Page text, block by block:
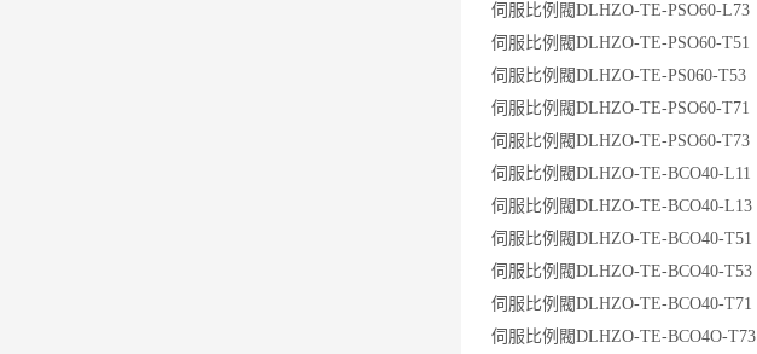
伺服比例閥DLHZO-TE-PSO60-L73
伺服比例閥DLHZO-TE-PSO60-T51
伺服比例閥DLHZO-TE-PS060-T53
伺服比例閥DLHZO-TE-PSO60-T71
伺服比例閥DLHZO-TE-PSO60-T73
伺服比例閥DLHZO-TE-BCO40-L11
伺服比例閥DLHZO-TE-BCO40-L13
伺服比例閥DLHZO-TE-BCO40-T51
伺服比例閥DLHZO-TE-BCO40-T53
伺服比例閥DLHZO-TE-BCO40-T71
伺服比例閥DLHZO-TE-BCO4O-T73